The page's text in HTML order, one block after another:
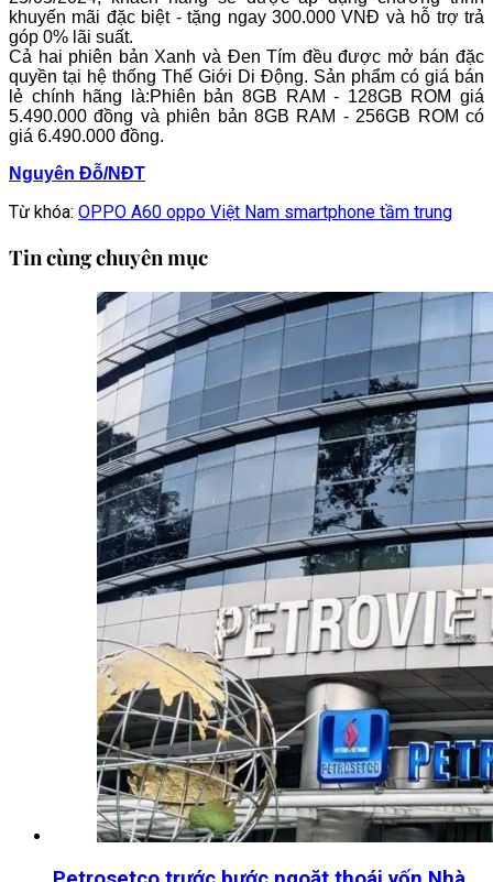
khuyến mãi đặc biệt - tặng ngay 300.000 VNĐ và hỗ trợ trả
góp 0% lãi suất.
Cả hai phiên bản Xanh và Đen Tím đều được mở bán đặc
quyền tại hệ thống Thế Giới Di Động. Sản phẩm có giá bán
lẻ chính hãng là:Phiên bản 8GB RAM - 128GB ROM giá
5.490.000 đồng và phiên bản 8GB RAM - 256GB ROM có
giá 6.490.000 đồng.
Nguyên Đỗ/NĐT
Từ khóa: OPPO A60 oppo Việt Nam smartphone tầm trung
Tin cùng chuyên mục